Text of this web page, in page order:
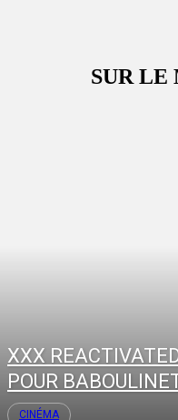
SUR LE
XXX
POUR
CINÉMA